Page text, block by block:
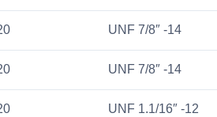
UNF 7/8″ -14
UNF 7/8″ -14
UNF 1.1/16″ -12